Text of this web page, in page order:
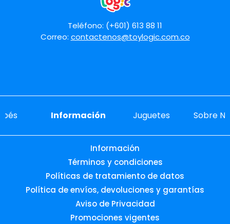
Teléfono: (+601) 613 88 11
Correo: contactenos@toylogic.com.co
Información Juguetes Sobre
Información
Términos y condiciones
Políticas de tratamiento de datos
Política de envíos, devoluciones y garantías
Aviso de Privacidad
Promociones vigentes